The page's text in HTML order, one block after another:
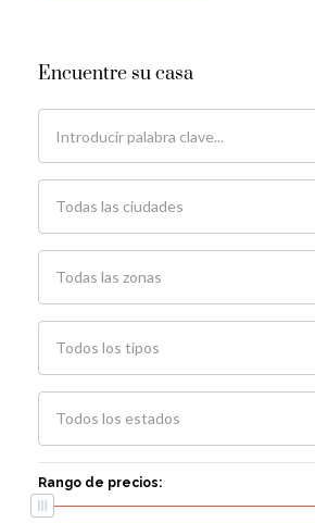
Encuentre su casa
Todas las ciudades
Todas las zonas
Todos los tipos
Todos los estados
Rango de precios: